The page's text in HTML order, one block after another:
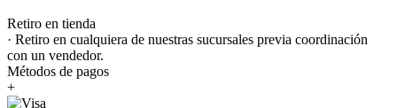
Retiro en tienda
· Retiro en cualquiera de nuestras sucursales previa coordinación
con un vendedor.
Métodos de pagos
+